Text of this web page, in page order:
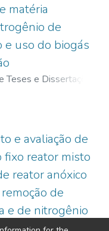
matéria
de
e uso do biogás
e Dissertações
e avaliação de
fixo reator misto
reator anóxico
de
e de nitrogênio